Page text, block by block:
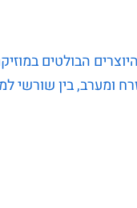
הבולטים
ומערב, בין שורשי